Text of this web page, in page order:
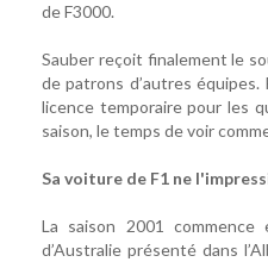
de F3000.
Sauber reçoit finalement le
de patrons d’autres
licence temporaire pour les
saison, le temps de voir
Sa voiture de F1 ne
La saison 2001
d’Australie présenté dans